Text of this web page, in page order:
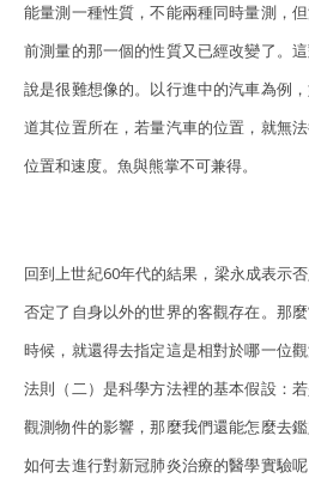
能量測一種性質，不能兩種同時量測，
前測量的那一個的性質又已經改變了。
說是很難想像的。以行進中的汽車為例
道其位置所在，若量汽車的位置，就無
位置和速度。魚與熊掌不可兼得。
回到上世紀60年代的結果，梁永成表示
否定了自身以外的世界的客觀存在。那
時候，就還得去指定這是相對於哪一位
法則（二）是科學方法裡的基本假設：
觀測物件的影響，那麼我們還能怎麼去
如何去進行對新冠肺炎治療的醫學實驗